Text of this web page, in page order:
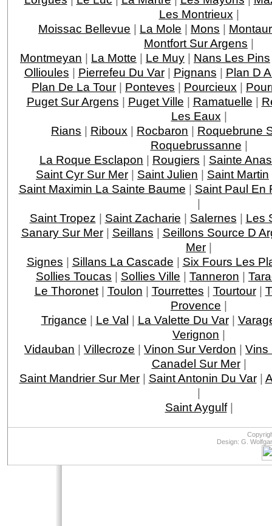
Les Montrieux |
Moissac Bellevue | La Mole | Mons |
Montfort Sur Argens |
Montmeyan | La Motte | Le Muy | Nans Les Pins
Ollioules | Pierrefeu Du Var| Pignans | Plan D
Plan De La Tour | Ponteves | Pourcieux |
Puget Sur Argens | Puget Ville | Ramatuelle |
Les Eaux |
Rians | Riboux | Rocbaron | Roquebrune
Roquebrussanne |
La Roque Esclapon | Rougiers | Sainte
Saint Cyr Sur Mer | Saint Julien | Saint Martin
Saint Maximin La Sainte Baume | Saint Paul En
|
Saint Tropez | Saint Zacharie | Salernes | Les
Sanary Sur Mer| Seillans | Seillons Source D
Mer |
Signes | Sillans La Cascade | Six Fours Les
Sollies Toucas | Sollies Ville | Tanneron |
Le Thoronet| Toulon | Tourrettes | Tourtour|
Provence |
Trigance | Le Val | La Valette Du Var|
Verignon |
Vidauban | Villecroze | Vinon Sur Verdon | Vins
Canadel Sur Mer|
Saint Mandrier Sur Mer| Saint Antonin Du Var|
|
Saint Aygulf|
Design: G.